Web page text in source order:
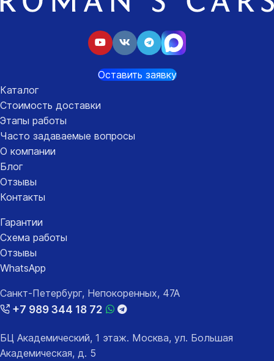
Оставить заявку
Каталог
Стоимость доставки
Этапы работы
Часто задаваемые вопросы
О компании
Блог
Отзывы
Контакты
Гарантии
Схема работы
Отзывы
WhatsApp
Санкт-Петербург, Непокоренных, 47А
+7 989 344 18 72
БЦ Академический, 1 этаж. Москва, ул. Большая
Академическая, д. 5